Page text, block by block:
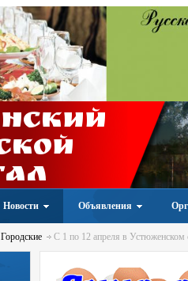
Новости Объявления
Городские С 1 по 12 апреля в Устюженском